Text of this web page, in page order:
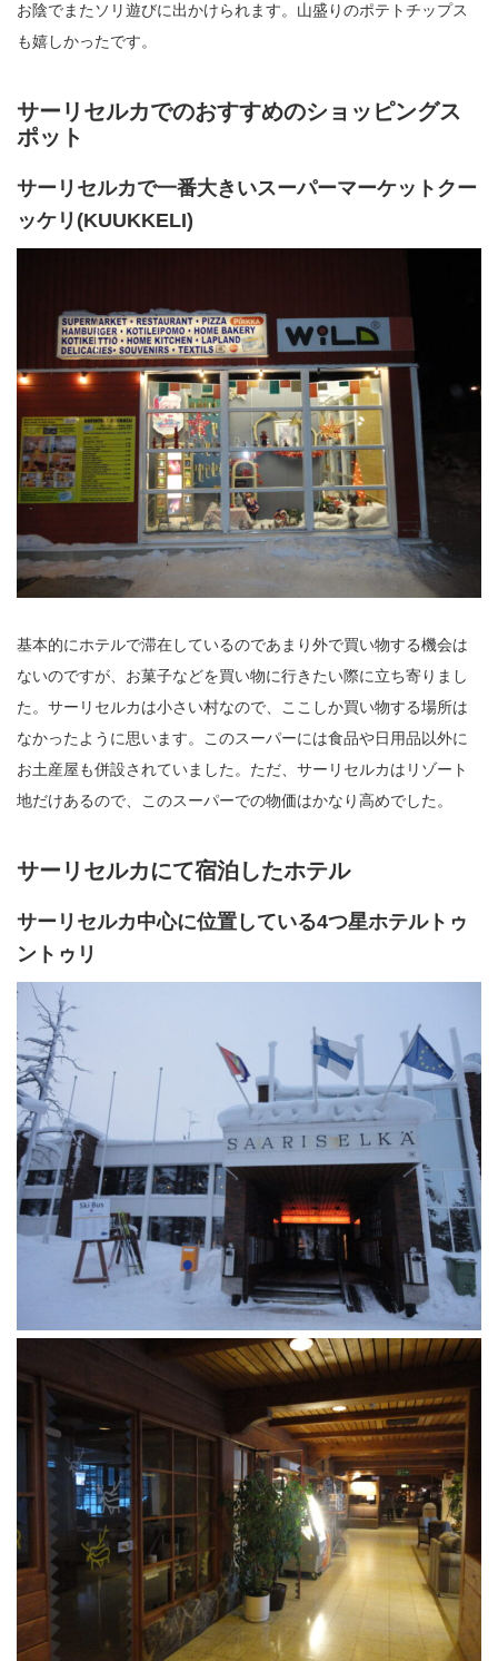
お陰でまたソリ遊びに出かけられます。山盛りのポテトチップス
も嬉しかったです。
サーリセルカでのおすすめのショッピングス
ポット
サーリセルカで一番大きいスーパーマーケットクー
ッケリ(KUUKKELI)
基本的にホテルで滞在しているのであまり外で買い物する機会は
ないのですが、お菓子などを買い物に行きたい際に立ち寄りまし
た。サーリセルカは小さい村なので、ここしか買い物する場所は
なかったように思います。このスーパーには食品や日用品以外に
お土産屋も併設されていました。ただ、サーリセルカはリゾート
地だけあるので、このスーパーでの物価はかなり高めでした。
サーリセルカにて宿泊したホテル
サーリセルカ中心に位置している4つ星ホテルトゥ
ントゥリ